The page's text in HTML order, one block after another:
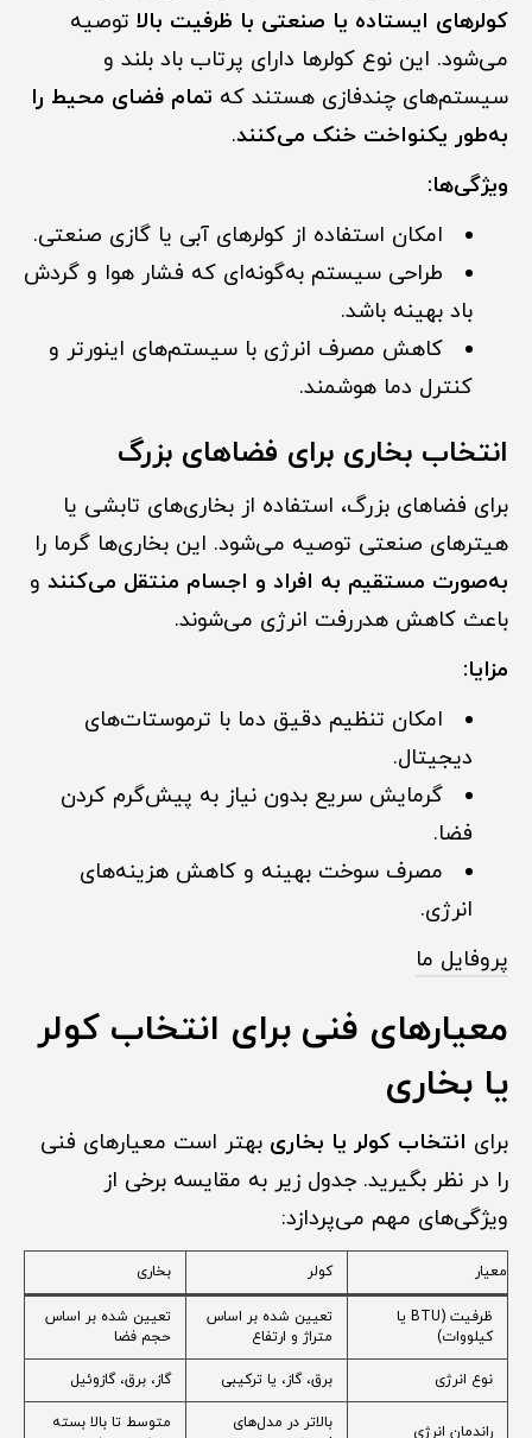
کولرهای ایستاده یا صنعتی با ظرفیت بالا توصیه
می‌شود. این نوع کولرها دارای پرتاب باد بلند و
سیستم‌های چندفازی هستند که تمام فضای محیط را
به‌طور یکنواخت خنک می‌کنند.
ویژگی‌ها:
امکان استفاده از کولرهای آبی یا گازی صنعتی.
طراحی سیستم به‌گونه‌ای که فشار هوا و گردش
باد بهینه باشد.
کاهش مصرف انرژی با سیستم‌های اینورتر و
کنترل دما هوشمند.
انتخاب بخاری برای فضاهای بزرگ
برای فضاهای بزرگ، استفاده از بخاری‌های تابشی یا
هیترهای صنعتی توصیه می‌شود. این بخاری‌ها گرما را
به‌صورت مستقیم به افراد و اجسام منتقل می‌کنند و
باعث کاهش هدررفت انرژی می‌شوند.
مزایا:
امکان تنظیم دقیق دما با ترموستات‌های
دیجیتال.
گرمایش سریع بدون نیاز به پیش‌گرم کردن
فضا.
مصرف سوخت بهینه و کاهش هزینه‌های
انرژی.
پروفایل ما
معیارهای فنی برای انتخاب کولر
یا بخاری
برای انتخاب کولر یا بخاری بهتر است معیارهای فنی
را در نظر بگیرید. جدول زیر به مقایسه برخی از
ویژگی‌های مهم می‌پردازد:
معیار کولر بخاری
ظرفیت (BTU یا
کیلووات)
تعیین شده بر اساس
متراژ و ارتفاع
تعیین شده بر اساس
حجم فضا
نوع انرژی برق، گاز، یا ترکیبی گاز، برق، گازوئیل
راندمان انرژی
بالاتر در مدل‌های
متوسط تا بالا بسته